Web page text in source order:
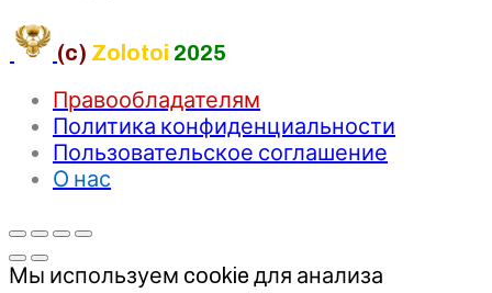
(c) Zolotoi 2025
Правообладателям
Политика конфиденциальности
Пользовательское соглашение
О нас
Мы используем cookie для анализа